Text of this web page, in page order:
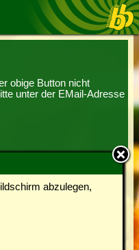
abzulegen,